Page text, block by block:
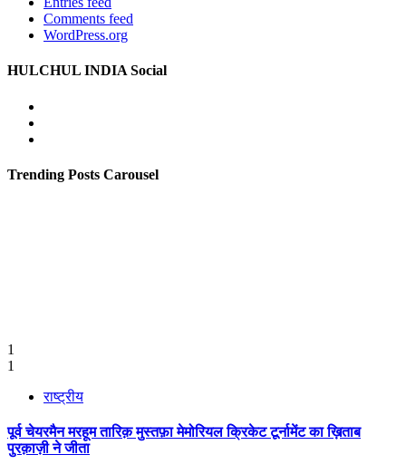
Comments feed
WordPress.org
HULCHUL INDIA Social
Trending Posts Carousel
1
1
राष्ट्रीय
पूर्व चेयरमैन मरहूम तारिक़ मुस्तफ़ा मेमोरियल क्रिकेट टूर्नामेंट का ख़िताब
पुरक़ाज़ी ने जीता